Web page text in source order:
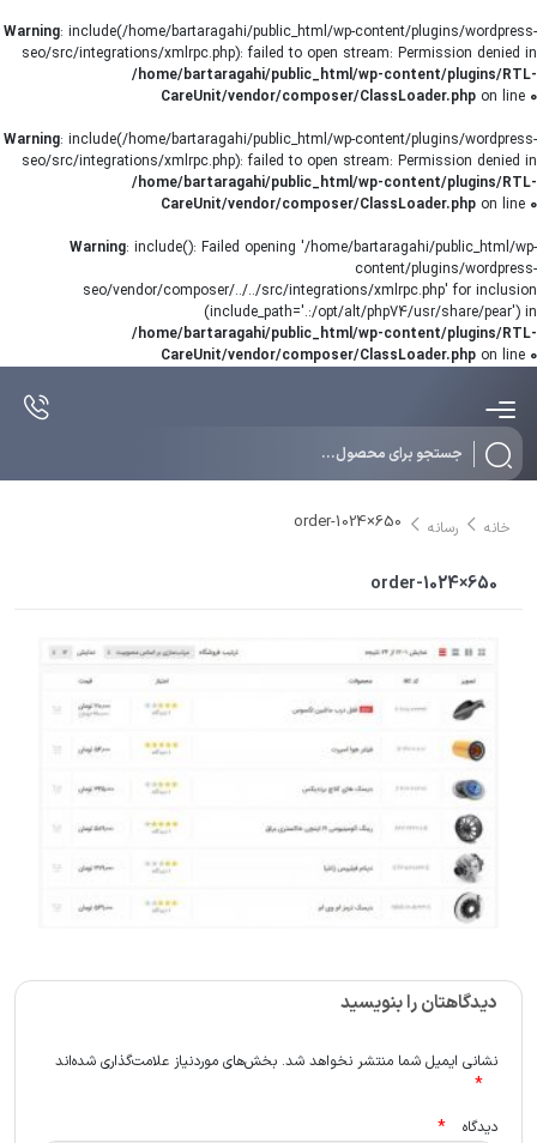
Warning: include(/home/bartaragahi/public_html/wp-content/plugins/wordpress-
seo/src/integrations/xmlrpc.php): failed to open stream: Permission denied in
/home/bartaragahi/public_html/wp-content/plugins/RTL-
CareUnit/vendor/composer/ClassLoader.php on line 0
Warning: include(/home/bartaragahi/public_html/wp-content/plugins/wordpress-
seo/src/integrations/xmlrpc.php): failed to open stream: Permission denied in
/home/bartaragahi/public_html/wp-content/plugins/RTL-
CareUnit/vendor/composer/ClassLoader.php on line 0
Warning: include(): Failed opening '/home/bartaragahi/public_html/wp-
content/plugins/wordpress-
seo/vendor/composer/../../src/integrations/xmlrpc.php' for inclusion
(include_path='.:/opt/alt/php74/usr/share/pear') in
/home/bartaragahi/public_html/wp-content/plugins/RTL-
CareUnit/vendor/composer/ClassLoader.php on line 0
خانه رسانه order-1024×650
order-1024×650
دیدگاهتان را بنویسید
نشانی ایمیل شما منتشر نخواهد شد. بخش‌های موردنیاز علامت‌گذاری شده‌اند
*
دیدگاه *